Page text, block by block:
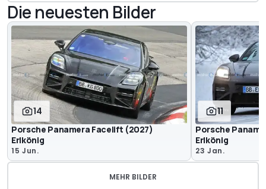
Die neuesten Bilder
14
Porsche Panamera Facelift (2027)
Erlkönig
15 Jun.
11
Porsche
Erlkönig
23 Jan.
MEHR BILDER